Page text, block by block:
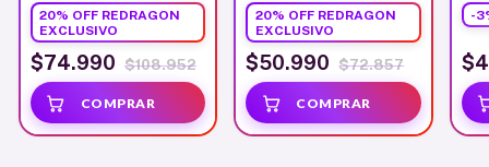
20% OFF REDRAGON
EXCLUSIVO
$74.990 $108.952
20% OFF REDRAGON
EXCLUSIVO
$50.990 $72.857
-3